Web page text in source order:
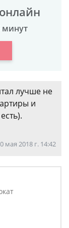
минут
лучше не
и
мая 2018 г. 14:42